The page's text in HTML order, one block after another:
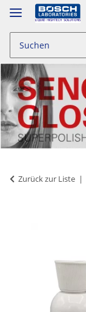
Zurück zur Liste